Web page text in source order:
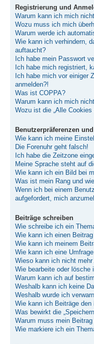
Registrierung und
Warum kann ich mich
Wozu muss ich mich
Warum werde ich
Wie kann ich verhindern,
auftaucht?
Ich habe mein Passwort
Ich habe mich registriert,
Ich habe mich vor einiger
anmelden?!
Was ist COPPA?
Warum kann ich mich
Wozu ist die „Alle
Benutzerpräferenzen
Wie kann ich meine
Die Forenuhr geht falsch!
Ich habe die Zeitzone
Meine Sprache steht auf
Wie kann ich ein Bild bei
Was ist mein Rang und
Wenn ich bei einem
aufgefordert, mich
Beiträge schreiben
Wie schreibe ich ein
Wie kann ich einen
Wie kann ich meinem
Wie kann ich eine
Wieso kann ich nicht
Wie bearbeite oder lösche
Warum kann ich auf
Weshalb kann ich keine
Weshalb wurde ich
Wie kann ich Beiträge den
Was bewirkt die
Warum muss mein
Wie markiere ich ein